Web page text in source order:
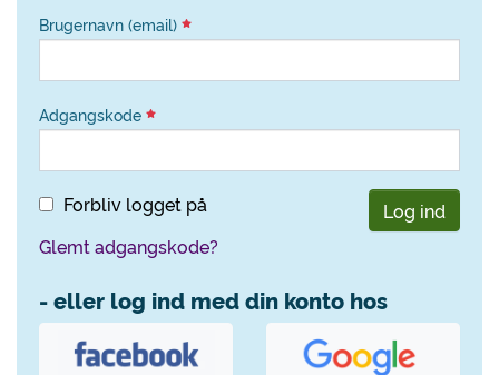
Brugernavn (email)
Adgangskode
Forbliv logget på
Log ind
Glemt adgangskode?
- eller log ind med din konto hos